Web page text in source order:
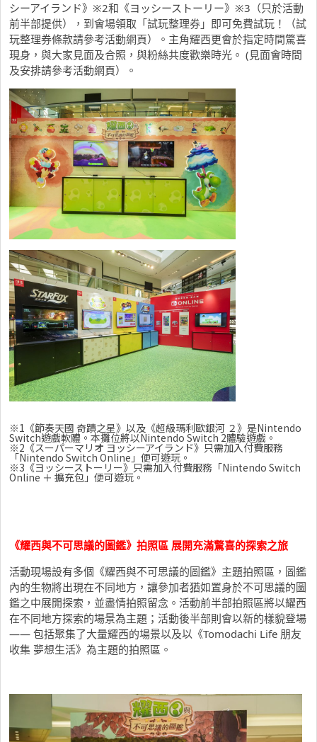
シーアイランド》※2和《ヨッシーストーリー》※3（只於活動
前半部提供），到會場領取「試玩整理券」即可免費試玩！（試
玩整理券條款請參考活動網頁）。主角耀西更會於指定時間驚喜
現身，與大家見面及合照，與粉絲共度歡樂時光。 (見面會時間
及安排請參考活動網頁）。
※1《節奏天國 奇蹟之星》以及《超級瑪利歐銀河 ２》是Nintendo
Switch遊戲軟體。本攤位將以Nintendo Switch 2體驗遊戲。
※2《スーパーマリオ ヨッシーアイランド》只需加入付費服務
「Nintendo Switch Online」便可遊玩。
※3《ヨッシーストーリー》只需加入付費服務「Nintendo Switch
Online ＋ 擴充包」便可遊玩。
《耀西與不可思議的圖鑑》拍照區 展開充滿驚喜的探索之旅
活動現場設有多個《耀西與不可思議的圖鑑》主題拍照區，圖鑑
內的生物將出現在不同地方，讓參加者猶如置身於不可思議的圖
鑑之中展開探索，並盡情拍照留念。活動前半部拍照區將以耀西
在不同地方探索的場景為主題；活動後半部則會以新的樣貌登場
—— 包括聚集了大量耀西的場景以及以《Tomodachi Life 朋友
收集 夢想生活》為主題的拍照區。